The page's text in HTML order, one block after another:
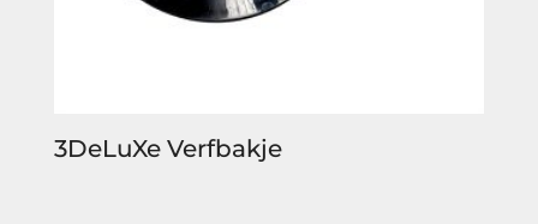
3DeLuXe Verfbakje